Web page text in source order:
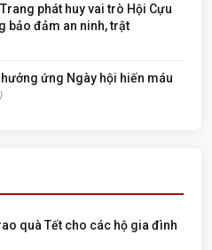
phát huy vai trò Hội Cựu
bảo đảm an ninh, trật
ứng Ngày hội hiến máu
quà Tết cho các hộ gia đình